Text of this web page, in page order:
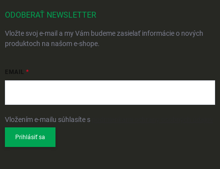
ODOBERAŤ NEWSLETTER
Vložte svoj e-mail a my Vám budeme zasielať informácie o nových
produktoch na našom e-shope.
EMAIL
Vložením e-mailu súhlasíte s
Prihlásiť sa